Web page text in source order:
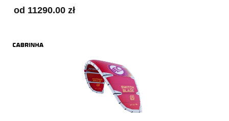
od 11290.00 zł